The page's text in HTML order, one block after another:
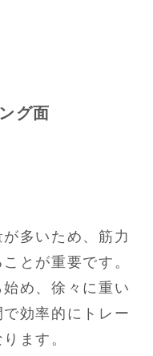
グ面
多いため、筋力
とが重要です。
め、徐々に重い
効率的にトレー
ます。